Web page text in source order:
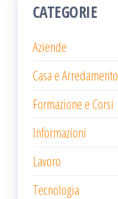
CATEGORIE
Aziende
Casa e Arredamento
Formazione e Corsi
Informazioni
Lavoro
Tecnologia